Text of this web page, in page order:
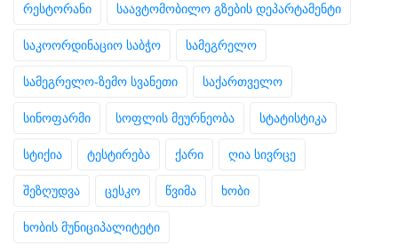
რესტორანი საავტომობილო გზების დეპარტამენტი
საკოორდინაციო საბჭო სამეგრელო
სამეგრელო-ზემო სვანეთი საქართველო
სინოფარმი სოფლის მეურნეობა სტატისტიკა
სტიქია ტესტირება ქარი ღია სივრცე
შეზღუდვა ცესკო წვიმა ხობი
ხობის მუნიციპალიტეტი